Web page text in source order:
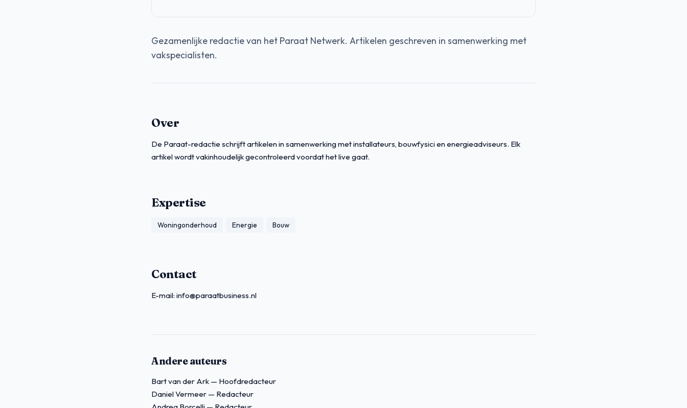
Gezamenlijke redactie van het Paraat Netwerk. Artikelen geschreven in samenwerking met
vakspecialisten.
Over
De Paraat-redactie schrijft artikelen in samenwerking met installateurs, bouwfysici en energieadviseurs. Elk
artikel wordt vakinhoudelijk gecontroleerd voordat het live gaat.
Expertise
Woningonderhoud Energie Bouw
Contact
E-mail: info@paraatbusiness.nl
Andere auteurs
Bart van der Ark — Hoofdredacteur
Daniel Vermeer — Redacteur